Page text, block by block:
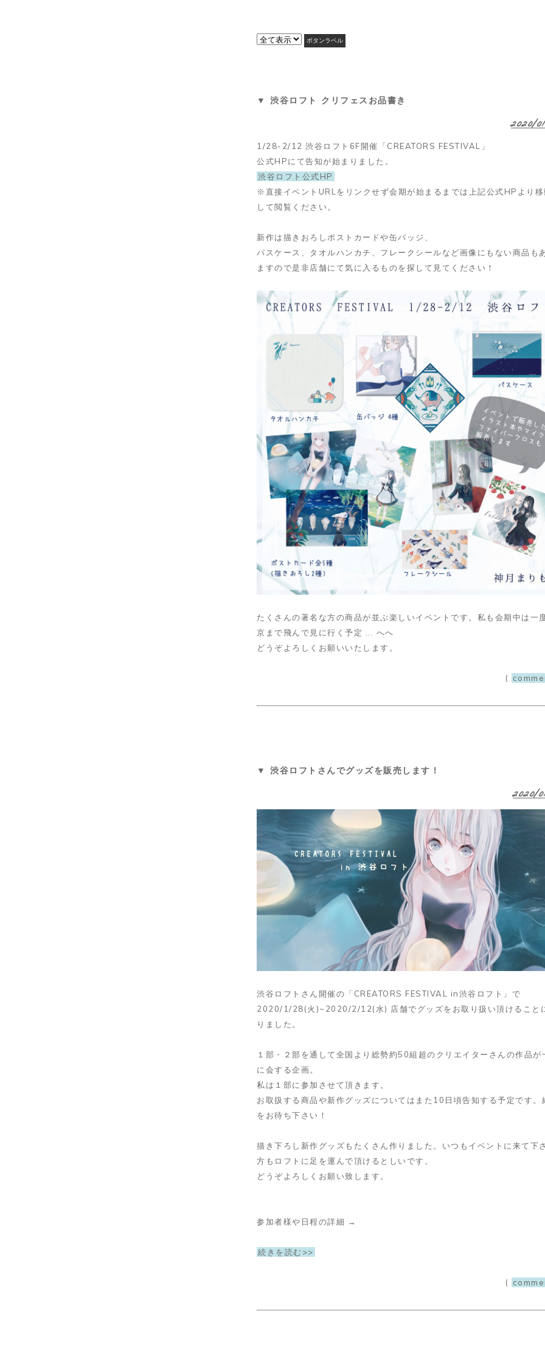
▼ 渋谷ロフト クリフェスお品書き
2020/
1/28-2/12 渋谷ロフト6F開催「CREATORS FESTIVAL」
公式HPにて告知が始まりました。
渋谷ロフト公式HP
※直接イベントURLをリンクせず会期が始まるまでは上記公式HPより移
して閲覧ください。
新作は描きおろしポストカードや缶バッジ、
パスケース、タオルハンカチ、フレークシールなど画像にもない商品も
ますので是非店舗にて気に入るものを探して見てください！
たくさんの著名な方の商品が並ぶ楽しいイベントです。私も会期中は一
京まで飛んで見に行く予定 ... へへ
どうぞよろしくお願いいたします。
(
▼ 渋谷ロフトさんでグッズを販売します！
2020/
渋谷ロフトさん開催の「CREATORS FESTIVAL in渋谷ロフト」で
2020/1/28(火)~2020/2/12(水) 店舗でグッズをお取り扱い頂けること
りました。
１部・２部を通して全国より総勢約50組超のクリエイターさんの作品が
に会する企画。
私は１部に参加させて頂きます。
お取扱する商品や新作グッズについてはまた10日頃告知する予定です。
をお待ち下さい！
描き下ろし新作グッズもたくさん作りました。いつもイベントに来て下
方もロフトに足を運んで頂けるとしいです。
どうぞよろしくお願い致します。
参加者様や日程の詳細 →
続きを読む>>
(